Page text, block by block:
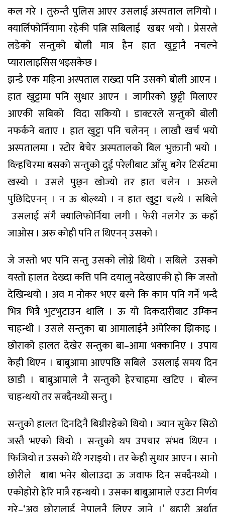
कल गरे । तुरुन्तै पुलिस आएर उसलाई अस्पताल लगियो ।
क्यार्लिफोर्नियामा रहेकी पत्नि सबिलाई खबर भयो । प्रेसरले
लडेको सन्तुको बोली मात्र हैन हात खुट्टानै नचल्ने
प्यारालाइसिस भइसकेछ ।
झन्डै एक महिना अस्पताल राख्दा पनि उसको बोली आएन ।
हात खुट्टामा पनि सुधार आएन । जागीरको छुट्टी मिलाएर
आएकी सबिकाे विदा सकियो । डाक्टरले सन्तुको बोली
नफर्कने बताए । हात खुट्टा पनि चलेनन् । लाखौ खर्च भयो
अस्पतालमा । स्टोर बेचेर अस्पतालको बिल भुक्तानी भयो ।
व्ल्हिचिरमा बसको सन्तुको दुई परेलीबाट आँसु बगेर टिर्सटमा
खस्यो । उसले पुछ्न खोज्यो तर हात चलेन । अरुले
पुछिदिएनन् । न ऊ बोल्थ्यो । न हात खुट्टा चल्थे । सबिले
उसलाई संगै क्यालिफोर्निया लगी । फेरी नलगेर ऊ कहाँ
जाओस । अरु कोही पनि त थिएनन् उसको ।
जे जस्तो भए पनि सन्तु उसको लोग्ने थियो । सबिले उसको
यस्तो हालत देख्दा कत्ति पनि दयालु नदेखाएकी हो कि जस्तो
देखिन्थयो । अव म नोकर भएर बस्ने कि काम पनि गर्ने भन्दै
भित्र भित्रै भुटभुटाउन थालि । ऊ यो दिकदारीबाट उम्किन
चाहन्थी । उसले सन्तुका बा आमालाईनै अमेरिका झिकाइ ।
छोराको हालत देखेर सन्तुका बा–आमा भक्कानिए । उपाय
केही थिएन । बाबुआमा आएपछि सबिले उसलाई समय दिन
छाडी । बाबुआमाले नै सन्तुको हेरचाहमा खटिए । बोल्न
चाहन्थयो तर सक्दैनथ्यो सन्तु ।
सन्तुको हालत दिनदिनै बिग्रीरहेको थियो । ज्यान सुकेर सिठो
जस्तै भएको थियो । सन्तुको थप उपचार संभव थिएन ।
फिजियो त उसको धेरै गराइयो । तर केही सुधार आएन । सानो
छोरीले बाबा भनेर बोलाउदा ऊ जवाफ दिन सक्दैनथ्यो ।
एकोहोरो हेरि मात्रै रहन्थयो । उसका बाबुआमाले एउटा निर्णय